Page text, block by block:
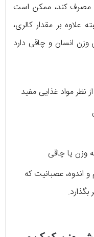
مصرف کند، ممکن است
علاوه بر مقدار کالری،
وزن انسان و چاقی دارد
نظر مواد غذایی مفید
وزن یا چاقی
اندوه، عصبانیت که